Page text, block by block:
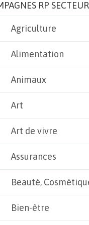
RP
Agriculture
Alimentation
Animaux
Art
Art de vivre
Assurances
Beauté,
Bien-être